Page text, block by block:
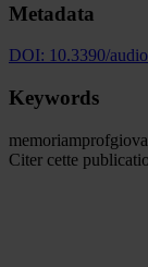
Metadata
DOI: 10.3390/
Keywords
memoriamprof
Citer cette